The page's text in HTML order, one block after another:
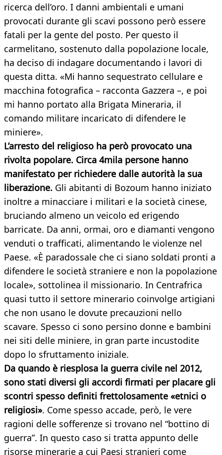
ricerca dell’oro. I danni ambientali e umani
provocati durante gli scavi possono però essere
fatali per la gente del posto. Per questo il
carmelitano, sostenuto dalla popolazione locale,
ha deciso di indagare documentando i lavori di
questa ditta. «Mi hanno sequestrato cellulare e
macchina fotografica – racconta Gazzera –, e poi
mi hanno portato alla Brigata Mineraria, il
comando militare incaricato di difendere le
miniere».
L’arresto del religioso ha però provocato una
rivolta popolare. Circa 4mila persone hanno
manifestato per richiedere dalle autorità la sua
liberazione. Gli abitanti di Bozoum hanno iniziato
inoltre a minacciare i militari e la società cinese,
bruciando almeno un veicolo ed erigendo
barricate. Da anni, ormai, oro e diamanti vengono
venduti o trafficati, alimentando le violenze nel
Paese. «È paradossale che ci siano soldati pronti a
difendere le società straniere e non la popolazione
locale», sottolinea il missionario. In Centrafrica
quasi tutto il settore minerario coinvolge artigiani
che non usano le dovute precauzioni nello
scavare. Spesso ci sono persino donne e bambini
nei siti delle miniere, in gran parte incustodite
dopo lo sfruttamento iniziale.
Da quando è riesplosa la guerra civile nel 2012,
sono stati diversi gli accordi firmati per placare gli
scontri spesso definiti frettolosamente «etnici o
religiosi». Come spesso accade, però, le vere
ragioni delle sofferenze si trovano nel “bottino di
guerra”. In questo caso si tratta appunto delle
risorse minerarie a cui Paesi stranieri come